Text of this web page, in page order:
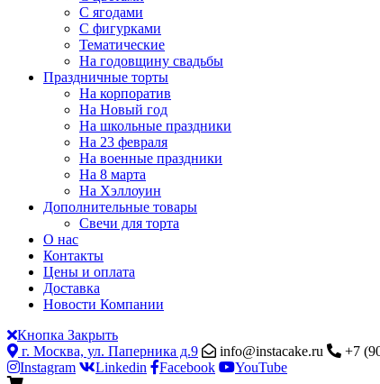
С ягодами
С фигурками
Тематические
На годовщину свадьбы
Праздничные торты
На корпоратив
На Новый год
На школьные праздники
На 23 февраля
На военные праздники
На 8 марта
На Хэллоуин
Дополнительные товары
Свечи для торта
О нас
Контакты
Цены и оплата
Доставка
Новости Компании
Кнопка Закрыть
г. Москва, ул. Паперника д.9
info@instacake.ru
+7
Instagram
Linkedin Facebook YouTube